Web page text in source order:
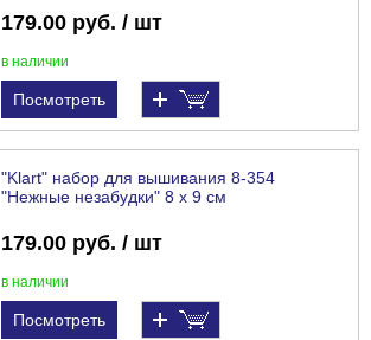
179.00 руб. / шт
в наличии
Посмотреть
"Klart" набор для вышивания 8-354
"Нежные незабудки" 8 х 9 см
179.00 руб. / шт
в наличии
Посмотреть